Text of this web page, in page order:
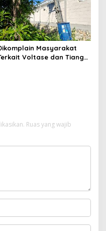
Masyarakat
Voltase dan Tiang
Ruas yang wajib